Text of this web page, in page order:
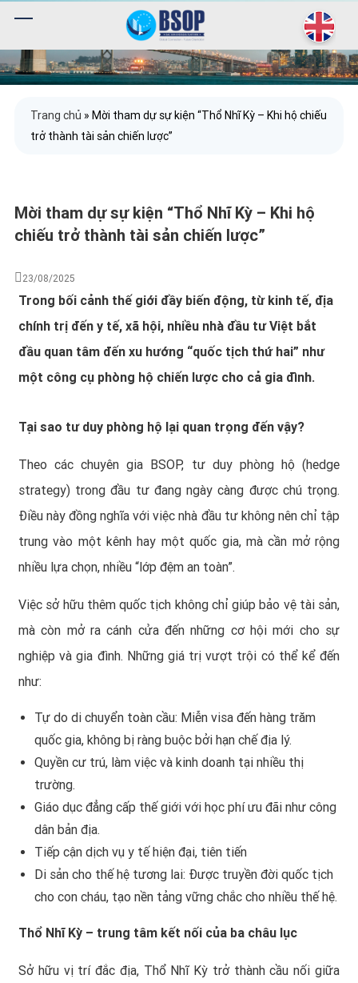
Trang chủ » Mời tham dự sự kiện “Thổ Nhĩ Kỳ – Khi hộ chiếu
trở thành tài sản chiến lược”
Mời tham dự sự kiện “Thổ Nhĩ Kỳ – Khi hộ
chiếu trở thành tài sản chiến lược”
23/08/2025
Trong bối cảnh thế giới đầy biến động, từ kinh tế, địa
chính trị đến y tế, xã hội, nhiều nhà đầu tư Việt bắt
đầu quan tâm đến xu hướng “quốc tịch thứ hai” như
một công cụ phòng hộ chiến lược cho cả gia đình.
Tại sao tư duy phòng hộ lại quan trọng đến vậy?
Theo các chuyên gia BSOP, tư duy phòng hộ (hedge
strategy) trong đầu tư đang ngày càng được chú trọng.
Điều này đồng nghĩa với việc nhà đầu tư không nên chỉ tập
trung vào một kênh hay một quốc gia, mà cần mở rộng
nhiều lựa chọn, nhiều “lớp đệm an toàn”.
Việc sở hữu thêm quốc tịch không chỉ giúp bảo vệ tài sản,
mà còn mở ra cánh cửa đến những cơ hội mới cho sự
nghiệp và gia đình. Những giá trị vượt trội có thể kể đến
như:
Tự do di chuyển toàn cầu: Miễn visa đến hàng trăm
quốc gia, không bị ràng buộc bởi hạn chế địa lý.
Quyền cư trú, làm việc và kinh doanh tại nhiều thị
trường.
Giáo dục đẳng cấp thế giới với học phí ưu đãi như công
dân bản địa.
Tiếp cận dịch vụ y tế hiện đại, tiên tiến
Di sản cho thế hệ tương lai: Được truyền đời quốc tịch
cho con cháu, tạo nền tảng vững chắc cho nhiều thế hệ.
Thổ Nhĩ Kỳ – trung tâm kết nối của ba châu lục
Sở hữu vị trí đắc địa, Thổ Nhĩ Kỳ trở thành cầu nối giữa